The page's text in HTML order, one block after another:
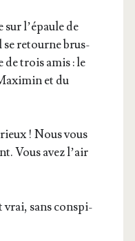
l’é­paule de
se retourne brus­
de trois amis : le
et du
! Nous vous
Vous avez l’air
vrai, sans conspi­